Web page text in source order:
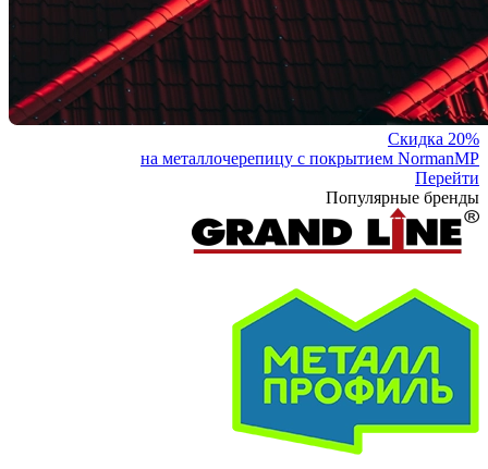
Скидка 20%
на металлочерепицу с покрытием NormanMP
Перейти
Популярные бренды